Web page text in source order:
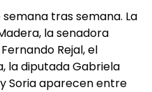
tras semana. La
la senadora
Rejal, el
la diputada Gabriela
Soria aparecen entre